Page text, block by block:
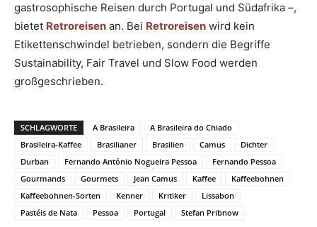
gastrosophische Reisen durch Portugal und Südafrika –,
bietet Retroreisen an. Bei Retroreisen wird kein
Etikettenschwindel betrieben, sondern die Begriffe
Sustainability, Fair Travel und Slow Food werden
großgeschrieben.
SCHLAGWORTE A Brasileira
A Brasileira do Chiado
Brasileira-Kaffee
Brasilianer Brasilien Camus
Dichter
Durban
Fernando António Nogueira Pessoa
Fernando Pessoa
Gourmands
Gourmets Jean Camus Kaffee
Kaffeebohnen
Kaffeebohnen-Sorten
Kenner Kritiker
Lissabon
Pastéis de Nata
Pessoa Portugal Stefan Pribnow